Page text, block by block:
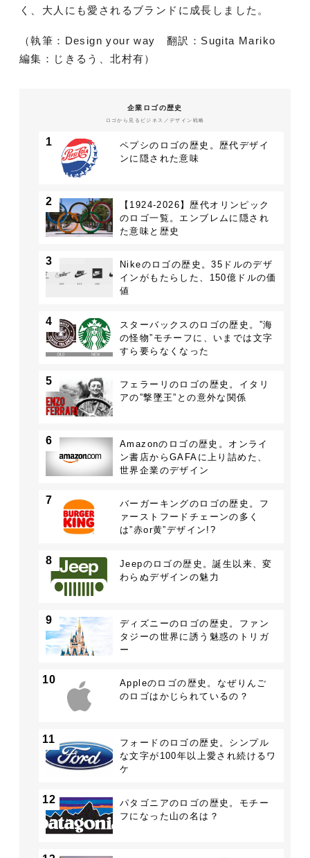
く、大人にも愛されるブランドに成長しました。
（執筆：Design your way 翻訳：Sugita Mariko
編集：じきるう、北村有）
企業ロゴの歴史
ロゴから見るビジネス／デザイン戦略
1
ペプシのロゴの歴史。歴代デザイ
ンに隠された意味
2
【1924-2026】歴代オリンピック
のロゴ一覧。エンブレムに隠され
た意味と歴史
3
Nikeのロゴの歴史。35ドルのデザ
インがもたらした、150億ドルの価
値
4
スターバックスのロゴの歴史。”海
の怪物”モチーフに、いまでは文字
すら要らなくなった
5
フェラーリのロゴの歴史。イタリ
アの”撃墜王”との意外な関係
6
Amazonのロゴの歴史。オンライ
ン書店からGAFAに上り詰めた、
世界企業のデザイン
7
バーガーキングのロゴの歴史。フ
ァーストフードチェーンの多く
は”赤or黄”デザイン!?
8
Jeepのロゴの歴史。誕生以来、変
わらぬデザインの魅力
9
ディズニーのロゴの歴史。ファン
タジーの世界に誘う魅惑のトリガ
ー
10
Appleのロゴの歴史。なぜりんご
のロゴはかじられているの？
11
フォードのロゴの歴史。シンプル
な文字が100年以上愛され続けるワ
ケ
12
パタゴニアのロゴの歴史。モチー
フになった山の名は？